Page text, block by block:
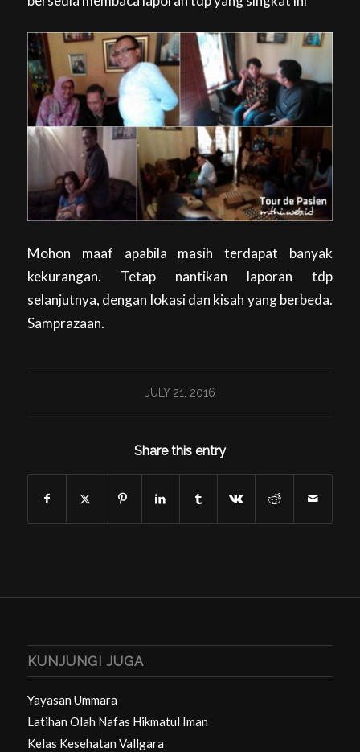
Mohon maaf apabila masih terdapat banyak
kekurangan. Tetap nantikan laporan tdp
selanjutnya, dengan lokasi dan kisah yang berbeda.
Samprazaan.
JULY 21, 2016
Share this entry
KUNJUNGI JUGA
Yayasan Ummara
Latihan Olah Nafas Hikmatul Iman
Kelas Kesehatan Vallgara